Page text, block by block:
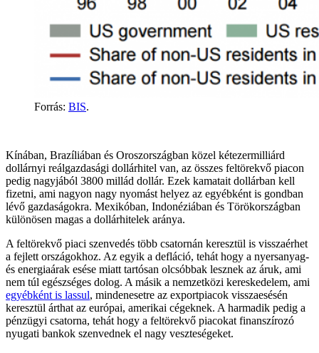
Forrás: BIS.
Kínában, Brazíliában és Oroszországban közel kétezermilliárd
dollárnyi reálgazdasági dollárhitel van, az összes feltörekvő piacon
pedig nagyjából 3800 millád dollár. Ezek kamatait dollárban kell
fizetni, ami nagyon nagy nyomást helyez az egyébként is gondban
lévő gazdaságokra. Mexikóban, Indonéziában és Törökországban
különösen magas a dollárhitelek aránya.
A feltörekvő piaci szenvedés több csatornán keresztül is visszaérhet
a fejlett országokhoz. Az egyik a defláció, tehát hogy a nyersanyag-
és energiaárak esése miatt tartósan olcsóbbak lesznek az áruk, ami
nem túl egészséges dolog. A másik a nemzetközi kereskedelem, ami
egyébként is lassul, mindenesetre az exportpiacok visszaesésén
keresztül árthat az európai, amerikai cégeknek. A harmadik pedig a
pénzügyi csatorna, tehát hogy a feltörekvő piacokat finanszírozó
nyugati bankok szenvednek el nagy veszteségeket.